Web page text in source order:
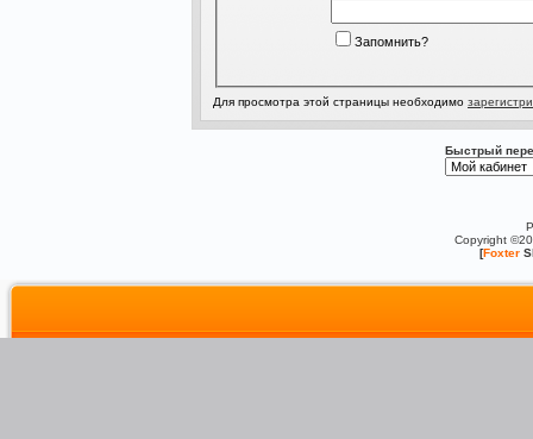
Запомнить?
Для просмотра этой страницы необходимо
Быстрый
Copyright
[Foxter